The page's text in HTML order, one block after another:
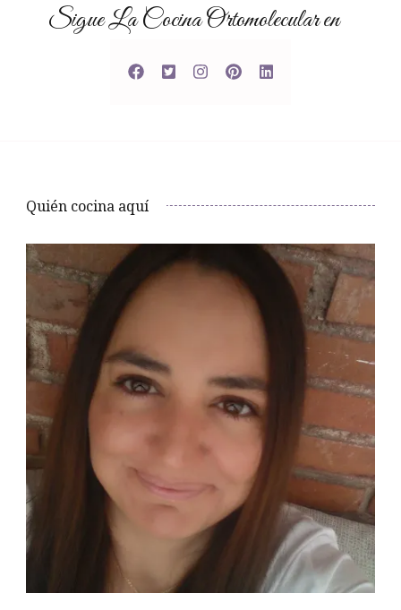
Sigue La Cocina Ortomolecular en
Quién cocina aquí